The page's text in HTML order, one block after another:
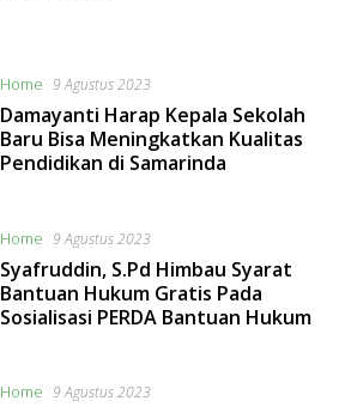
Home 9 Agustus 2023
Damayanti Harap Kepala Sekolah
Baru Bisa Meningkatkan Kualitas
Pendidikan di Samarinda
Home 9 Agustus 2023
Syafruddin, S.Pd Himbau Syarat
Bantuan Hukum Gratis Pada
Sosialisasi PERDA Bantuan Hukum
Home 9 Agustus 2023